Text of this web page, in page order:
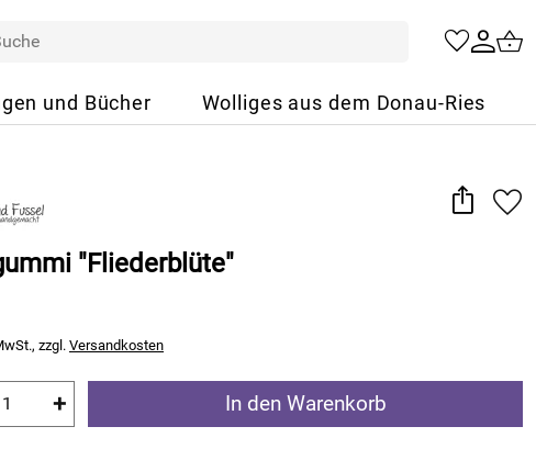
und Bücher Wolliges aus dem Donau-Ries
"Fliederblüte"
zzgl. Versandkosten
+ In den Warenkorb